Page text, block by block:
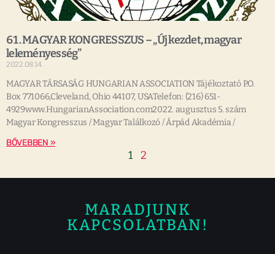
61. MAGYAR KONGRESSZUS – „Új kezdet, magyar
leleményesség”
2022.08.14.
MAGYAR TÁRSASÁG HUNGARIAN ASSOCIATION Tájékoztató P.O.
Box 771066,Cleveland, Ohio 44107, USATelefon: (216) 651-
4929www.HungarianAssociation.com2022. augusztus 5. szám
Magyar Kongresszus / Magyar Találkozó / Árpád Akadémia /
BŐVEBBEN »
1 2
MARADJUNK
KAPCSOLATBAN!